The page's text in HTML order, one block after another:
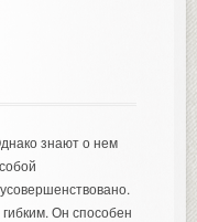
знают о нем
Он способен